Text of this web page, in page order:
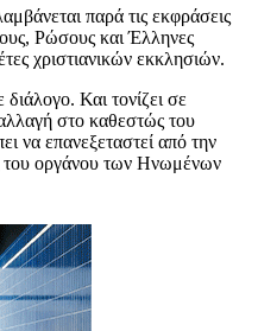
παρά τις εκφράσεις
Ρώσους και Έλληνες
χριστιανικών εκκλησιών.
Και τονίζει σε
στο καθεστώς του
να επανεξεταστεί από την
του οργάνου των Ηνωμένων